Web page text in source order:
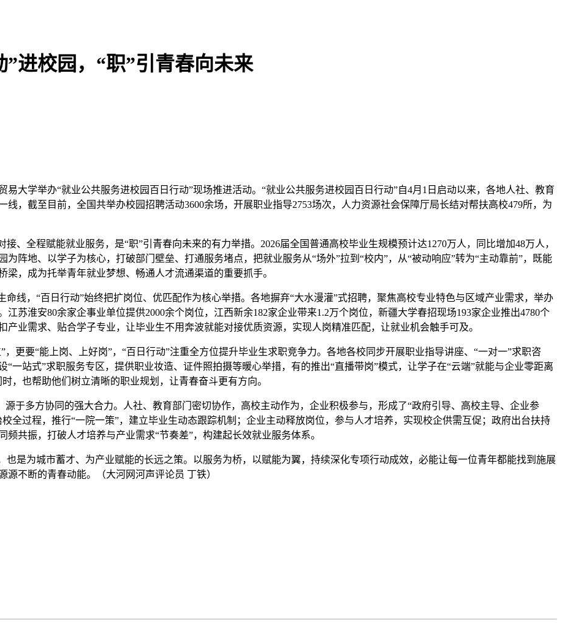
”进校园，“职”引青春向未来
大学举办“就业公共服务进校园百日行动”现场推进活动。“就业公共服务进校园百日行动”自4月1日启动以来，各地人社、教育
，截至目前，全国共举办校园招聘活动3600余场，开展职业指导2753场次，人力资源社会保障厅局长结对帮扶高校479所，为
、全程赋能就业服务，是“职”引青春向未来的有力举措。2026届全国普通高校毕业生规模预计达1270万人，同比增加48万人，
阵地、以学子为核心，打破部门壁垒、打通服务堵点，把就业服务从“场外”拉到“校内”，从“被动响应”转为“主动靠前”，既能
，成为托举青年就业梦想、畅通人才流通渠道的重要抓手。
线，“百日行动”始终把扩岗位、优匹配作为核心举措。各地摒弃“大水漫灌”式招聘，聚焦高校专业特色与区域产业需求，举办
苏淮安80余家企事业单位提供2000余个岗位，江西新余182家企业带来1.2万个岗位，新疆大学春招现场193家企业推出4780个
业需求、贴合学子专业，让毕业生不用奔波就能对接优质资源，实现人岗精准匹配，让就业机会触手可及。
更要“能上岗、上好岗”，“百日行动”注重全方位提升毕业生求职竞争力。各地各校同步开展职业指导讲座、“一对一”求职咨
一站式”求职服务专区，提供职业妆造、证件照拍摄等暖心举措，有的推出“直播带岗”模式，让学子在“云端”就能与企业零距离
，也帮助他们树立清晰的职业规划，让青春奋斗更有方向。
源于多方协同的强大合力。人社、教育部门密切协作，高校主动作为，企业积极参与，形成了“政府引导、高校主导、企业参
全过程，推行“一院一策”，建立毕业生动态跟踪机制；企业主动释放岗位，参与人才培养，实现校企供需互促；政府出台扶持
共振，打破人才培养与产业需求“节奏差”，构建起长效就业服务体系。
也是为城市蓄才、为产业赋能的长远之策。以服务为桥，以赋能为翼，持续深化专项行动成效，必能让每一位青年都能找到施展
不断的青春动能。（大河网河声评论员 丁铁）